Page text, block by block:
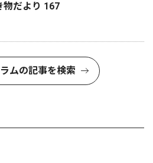
物だより 167
ムの記事を検索